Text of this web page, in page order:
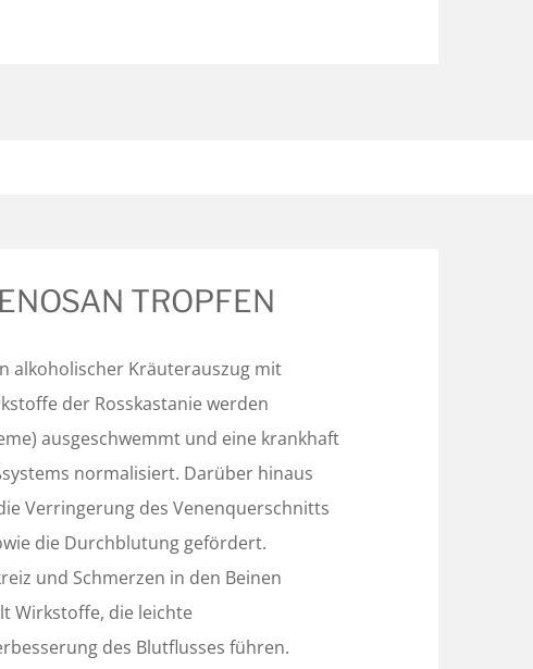
TROPFEN
alkoholischer Kräuterauszug mit
der Rosskastanie werden
ausgeschwemmt und eine krankhaft
normalisiert. Darüber hinaus
Verringerung des Venenquerschnitts
die Durchblutung gefördert.
und Schmerzen in den Beinen
Wirkstoffe, die leichte
des Blutflusses führen.